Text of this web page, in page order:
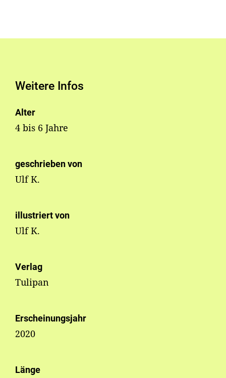
Weitere Infos
Alter
4 bis 6 Jahre
geschrieben von
Ulf K.
illustriert von
Ulf K.
Verlag
Tulipan
Erscheinungsjahr
2020
Länge